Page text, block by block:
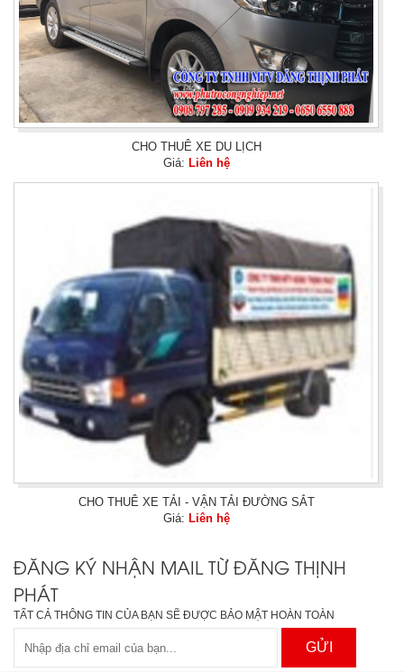
cấp, hội nghị, khách du lịch nước ngoài, đi tour, du lịch
biển, lễ hội, cưới hỏi….
CHO THUÊ XE DU LỊCH
Giá: Liên hệ
Đội ngũ nhân viên chuyên nghiệp, tận tâm luôn tư vấn
thoải mái.
CHO THUÊ XE TẢI - VẬN TẢI ĐƯỜNG SẮT
Giá: Liên hệ
ĐĂNG KÝ NHẬN MAIL TỪ ĐĂNG THỊNH
PHÁT
TẤT CẢ THÔNG TIN CỦA BẠN SẼ ĐƯỢC BẢO MẬT HOÀN TOÀN
GỬI